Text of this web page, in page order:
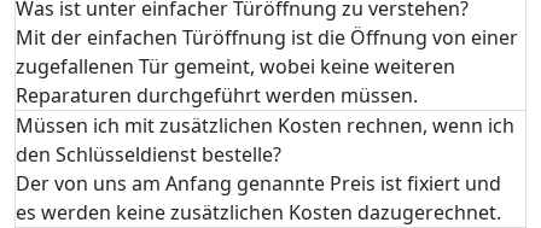
Was ist unter einfacher Türöffnung zu verstehen?
Mit der einfachen Türöffnung ist die Öffnung von einer
zugefallenen Tür gemeint, wobei keine weiteren
Reparaturen durchgeführt werden müssen.
Müssen ich mit zusätzlichen Kosten rechnen, wenn ich
den Schlüsseldienst bestelle?
Der von uns am Anfang genannte Preis ist fixiert und
es werden keine zusätzlichen Kosten dazugerechnet.